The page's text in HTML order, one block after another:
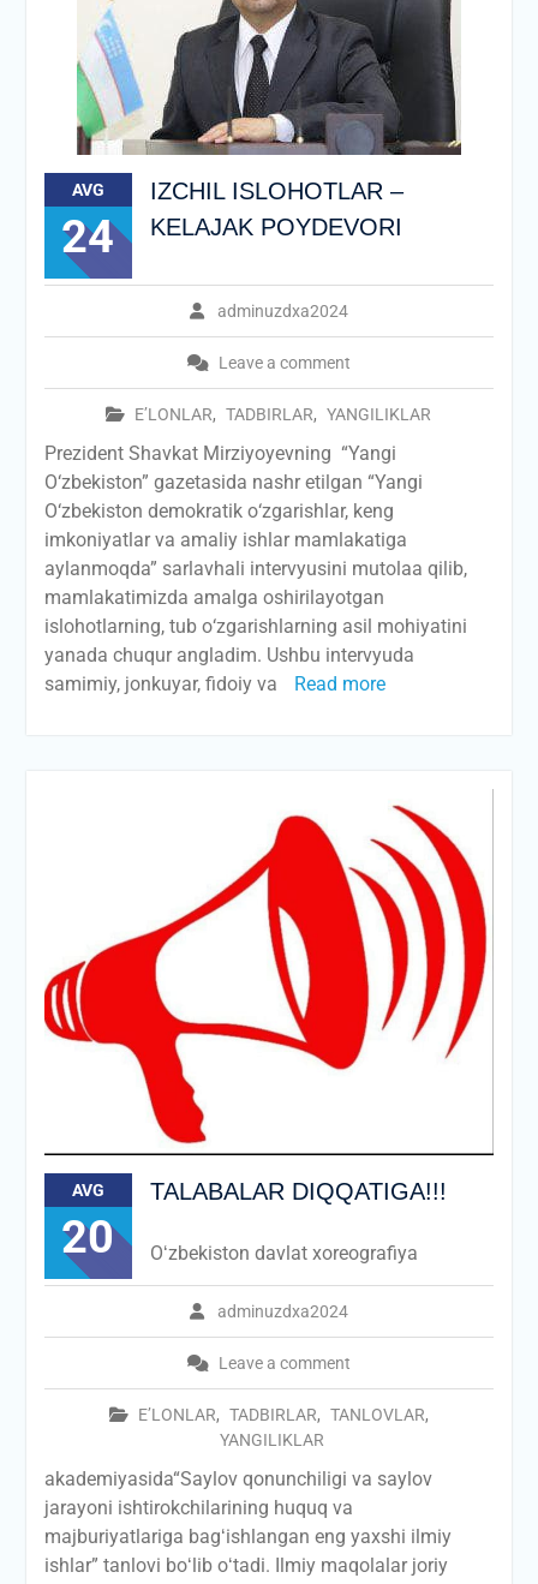
AVG
24
IZCHIL ISLOHOTLAR –
KELAJAK POYDEVORI
adminuzdxa2024
Leave a comment
E’LONLAR, TADBIRLAR, YANGILIKLAR
Prezident Shavkat Mirziyoyevning “Yangi
О‘zbekiston” gazetasida nashr etilgan “Yangi
О‘zbekiston demokratik о‘zgarishlar, keng
imkoniyatlar va amaliy ishlar mamlakatiga
aylanmoqda” sarlavhali intervyusini mutolaa qilib,
mamlakatimizda amalga oshirilayotgan
islohotlarning, tub о‘zgarishlarning asil mohiyatini
yanada chuqur angladim. Ushbu intervyuda
samimiy, jonkuyar, fidoiy va
Read more
AVG
20
TALABALAR DIQQATIGA!!!
adminuzdxa2024
Leave a comment
E’LONLAR, TADBIRLAR, TANLOVLAR,
YANGILIKLAR
Oʻzbekiston davlat xoreografiya
akademiyasida“Saylov qonunchiligi va saylov
jarayoni ishtirokchilarining huquq va
majburiyatlariga bagʻishlangan eng yaxshi ilmiy
ishlar” tanlovi boʻlib oʻtadi. Ilmiy maqolalar joriy